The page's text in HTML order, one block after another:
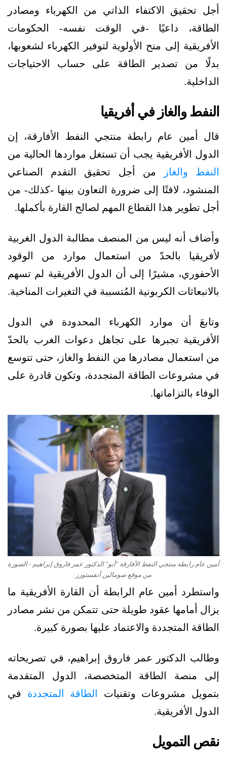
أجل تحقيق الاكتفاء الذاتي من الكهرباء ومصادر
الطاقة، داعيًا -في الوقت نفسه- الحكومات
الأفريقية إلى منح الأولوية لتوفير الكهرباء لشعوبها،
بدلًا من تصدير الطاقة على حساب الاحتياجات
الداخلية.
النفط والغاز في أفريقيا
قال أمين عام رابطة منتجي النفط الأفارقة، إن
الدول الأفريقية يجب أن تستغل مواردها الحالية من
النفط والغاز
من أجل تحقيق التقدم الصناعي
المنشود، لافتًا إلى ضرورة التعاون بينها -كذلك- من
أجل تطوير هذا القطاع المهم لصالح القارة بأكملها.
وأضاف أنه ليس من المنصف مطالبة الدول الغربية
لأفريقيا بالحدّ من استعمال موارد من الوقود
الأحفوري، مشيرًا إلى أن الدول الأفريقية لم تسهم
بالانبعاثات الكربونية المُتسببة في التغيرات المناخية.
وتابعَ أن موارد الكهرباء المحدودة في الدول
الأفريقية تجبرها على تجاهل دعوات الغرب بالحدّ
من استعمال مصادرها من النفط والغاز، حتى تتوسع
في مشروعات الطاقة المتجددة، وتكون قادرة على
الوفاء بالتزاماتها.
أمين عام رابطة منتجي النفط الأفارقة "أبو" الدكتور عمر فاروق إبراهيم - الصورة
من موقع صومالين أنفستورز
واستطرد أمين عام الرابطة أن القارة الأفريقية ما
يزال أمامها عقود طويلة حتى تتمكن من نشر مصادر
الطاقة المتجددة والاعتماد عليها بصورة كبيرة.
وطالب الدكتور عمر فاروق إبراهيم، في تصريحاته
إلى منصة الطاقة المتخصصة، الدول المتقدمة
بتمويل مشروعات وتقنيات
الطاقة المتجددة في
الدول الأفريقية.
نقص التمويل